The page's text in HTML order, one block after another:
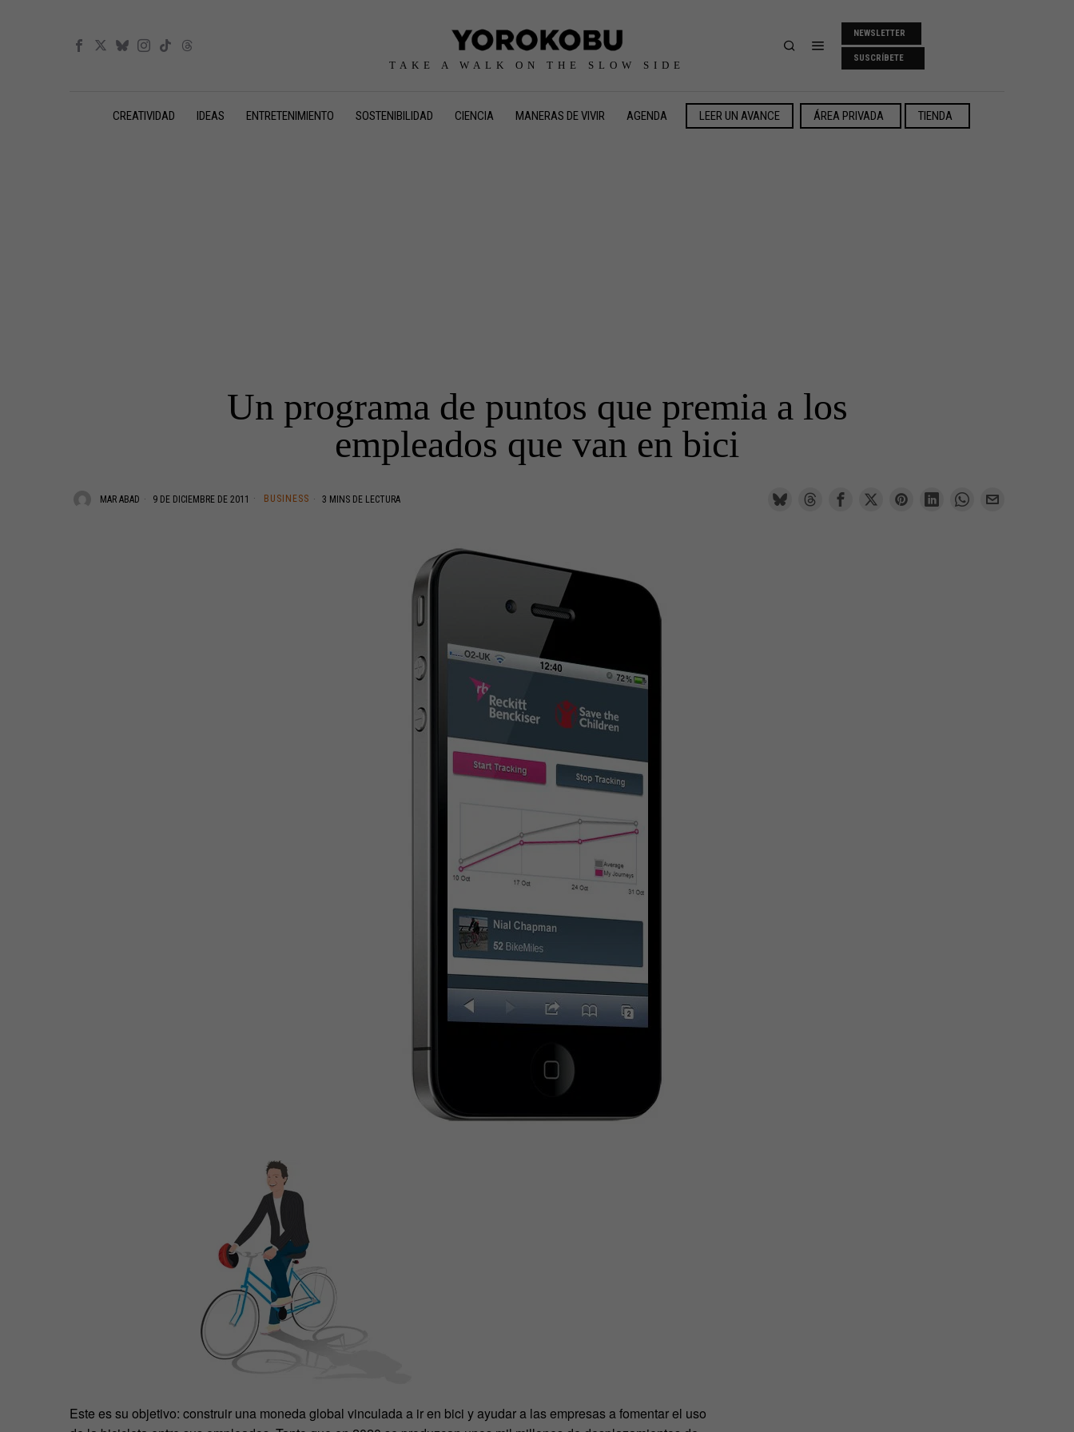
TAKE A WALK ON THE SLOW SIDE
NEWSLETTER
SUSCRÍBETE
CREATIVIDAD IDEAS ENTRETENIMIENTO SOSTENIBILIDAD CIENCIA MANERAS DE VIVIR AGENDA LEER UN AVANCE ÁREA PRIVADA TIENDA
Un programa de puntos que premia a los
empleados que van en bici
MAR ABAD 9 DE DICIEMBRE DE 2011 BUSINESS 3 MINS DE LECTURA
Este es su objetivo: construir una moneda global vinculada a ir en bici y ayudar a las empresas a fomentar el uso